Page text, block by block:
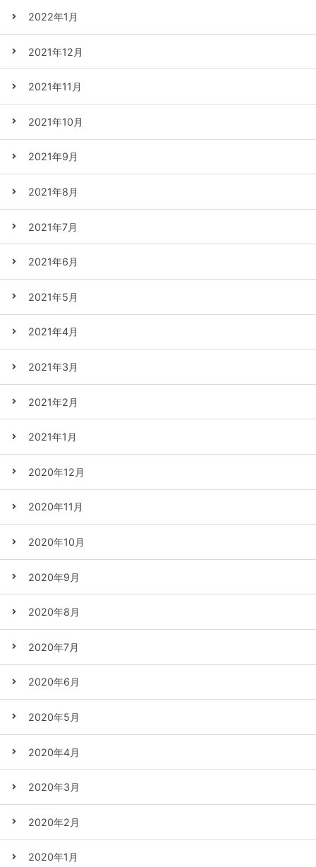
2022年1月
2021年12月
2021年11月
2021年10月
2021年9月
2021年8月
2021年7月
2021年6月
2021年5月
2021年4月
2021年3月
2021年2月
2021年1月
2020年12月
2020年11月
2020年10月
2020年9月
2020年8月
2020年7月
2020年6月
2020年5月
2020年4月
2020年3月
2020年2月
2020年1月